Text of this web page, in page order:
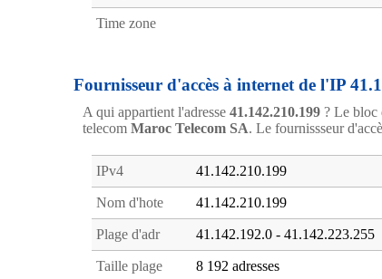
Time zone
Fournisseur d'accès à internet de l'IP
A qui appartient l'adresse 41.142.210.199 ? Le bloc
telecom Maroc Telecom SA. Le fournissseur
IPv4 41.142.210.199
Nom d'hote 41.142.210.199
Plage d'adr 41.142.192.0 - 41.142.223.255
Taille plage 8 192 adresses